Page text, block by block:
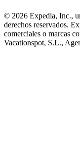
© 2026 Expedia, Inc.,
derechos reservados.
comerciales o marcas
Vacationspot, S.L.,